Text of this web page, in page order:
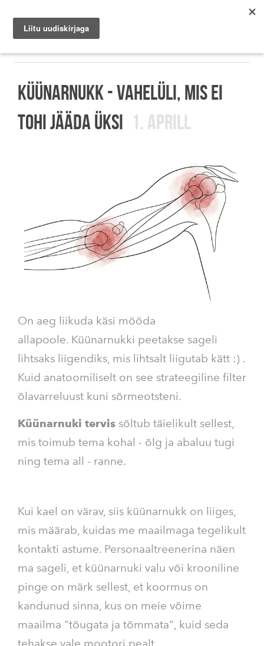
Janateder
KÜÜNARNUKK - VAHELÜLI, MIS EI
TOHI JÄÄDA ÜKSI 1. APRILL
On aeg liikuda käsi mööda
allapoole. Küünarnukki peetakse sageli
lihtsaks liigendiks, mis lihtsalt liigutab kätt :) .
Kuid anatoomiliselt on see strateegiline filter
õlavarreluust kuni sõrmeotsteni.
Küünarnuki tervis sõltub täielikult sellest,
mis toimub tema kohal - õlg ja abaluu tugi
ning tema all - ranne.
Kui kael on värav, siis küünarnukk on liiges,
mis määrab, kuidas me maailmaga tegelikult
kontakti astume. Personaaltreenerina näen
ma sageli, et küünarnuki valu või krooniline
pinge on märk sellest, et koormus on
kandunud sinna, kus on meie võime
maailma "tõugata ja tõmmata", kuid seda
tehakse vale mootori pealt.